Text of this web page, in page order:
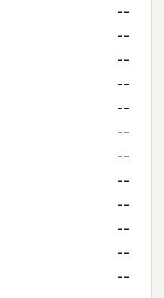
--
--
--
--
--
--
--
--
--
--
--
--